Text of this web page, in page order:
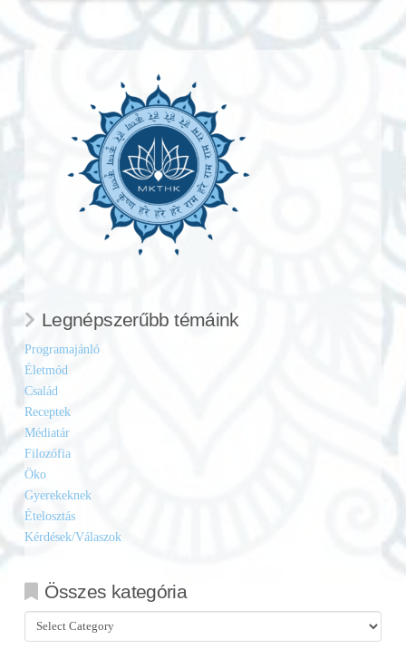
Legnépszerűbb témáink
Programajánló
Életmód
Család
Receptek
Médiatár
Filozófia
Öko
Gyerekeknek
Ételosztás
Kérdések/Válaszok
Összes kategória
Összes
kategória